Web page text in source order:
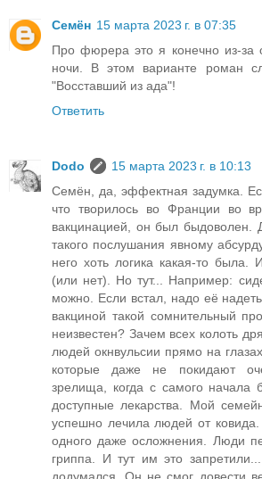
Семён 15 марта 2023 г. в 07:35
Про фюрера это я конечно из-за
ночи. В этом варианте роман
"Восставший из ада"!
Ответить
Dodo
15 марта 2023 г. в 10:13
Семён, да, эффектная задумка.
что творилось во Франции во
вакцинацией, он был быдоволен.
такого послушания явному
него хоть логика какая-то
(или нет). Но тут... Например:
можно. Если встал, надо её
вакциной такой сомнительный
неизвестен? Зачем всех колоть
людей окнвульсии прямо на
которые даже не покидают
зрелища, когда с самого начала
доступные лекарства. Мой
успешно лечила людей от
одного даже осложнения. Люди
гриппа. И тут им это